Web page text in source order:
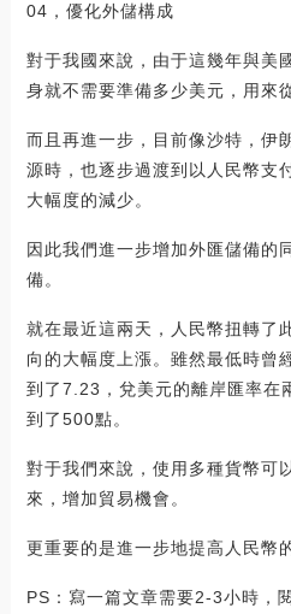
04，優化外儲構成
對于我國來說，由于這幾年與美
身就不需要準備多少美元，用來
而且再進一步，目前像沙特，伊
源時，也逐步過渡到以人民幣支
大幅度的減少。
因此我們進一步增加外匯儲備的
備。
就在最近這兩天，人民幣扭轉了
向的大幅度上漲。雖然最低時曾
到了7.23，兌美元的離岸匯率在
到了500點。
對于我們來說，使用多種貨幣可
來，增加貿易機會。
更重要的是進一步地提高人民幣
PS：寫一篇文章需要2-3小時，